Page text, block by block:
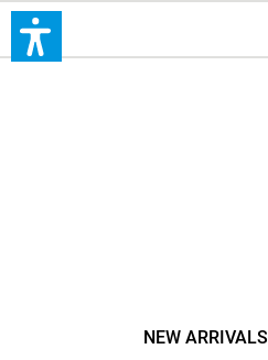
NEW ARRIVALS